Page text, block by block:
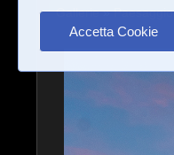
Accetta Cookie
Gallerie»